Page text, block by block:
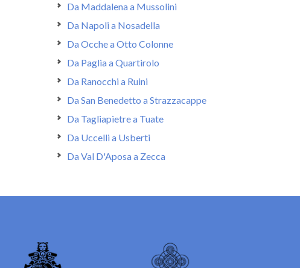
Da Maddalena a Mussolini
Da Napoli a Nosadella
Da Ocche a Otto Colonne
Da Paglia a Quartirolo
Da Ranocchi a Ruini
Da San Benedetto a Strazzacappe
Da Tagliapietre a Tuate
Da Uccelli a Usberti
Da Val D'Aposa a Zecca